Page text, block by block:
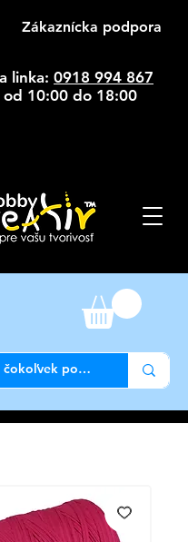
Zákaznícka podpora
linka: 0918 994 867
od 10:00 do 18:00